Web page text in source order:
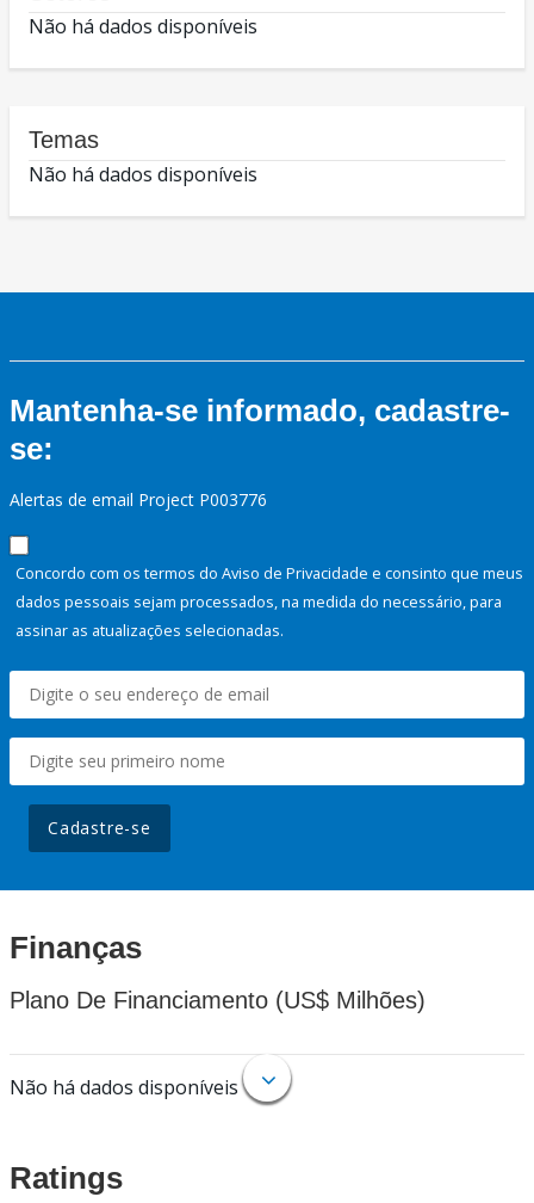
Não há dados disponíveis
Temas
Não há dados disponíveis
Mantenha-se informado, cadastre-
se:
Alertas de email Project P003776
Concordo com os termos do Aviso de Privacidade e consinto que meus
dados pessoais sejam processados, na medida do necessário, para
assinar as atualizações selecionadas.
Cadastre-se
Finanças
Plano De Financiamento (US$ Milhões)
Não há dados disponíveis
Ratings